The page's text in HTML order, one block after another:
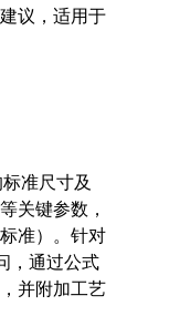
议，适用于
准尺寸及
关键参数，
准）。针对
，通过公式
并附加工艺